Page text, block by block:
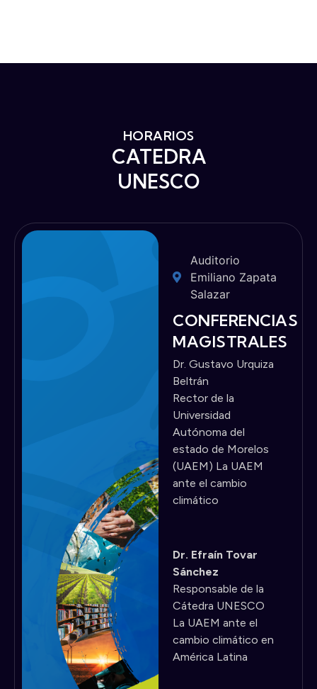
HORARIOS
CATEDRA
UNESCO
Auditorio
Emiliano Zapata
Salazar
CONFERENCIAS
MAGISTRALES
Dr. Gustavo Urquiza
Beltrán
Rector de la
Universidad
Autónoma del
estado de Morelos
(UAEM) La UAEM
ante el cambio
climático
Dr. Efraín Tovar
Sánchez
Responsable de la
Cátedra UNESCO
La UAEM ante el
cambio climático en
América Latina